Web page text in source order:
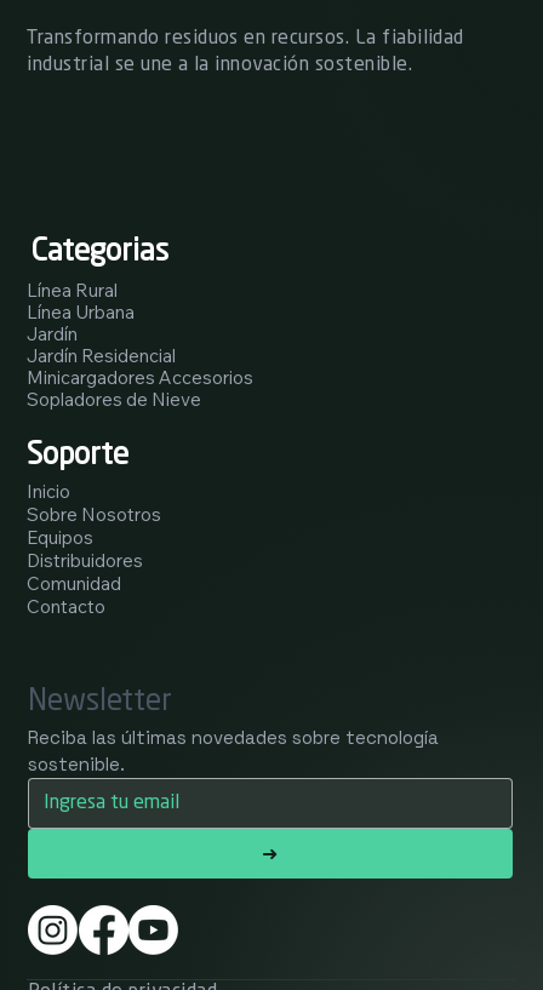
Transformando residuos en recursos. La fiabilidad
industrial se une a la innovación sostenible.
Categorias
Línea Rural
Línea Urbana
Jardín
Jardín Residencial
Minicargadores Accesorios
Sopladores de Nieve
Soporte
Inicio
Sobre Nosotros
Equipos
Distribuidores
Comunidad
Contacto
Newsletter
Reciba las últimas novedades sobre tecnología
sostenible.
➜